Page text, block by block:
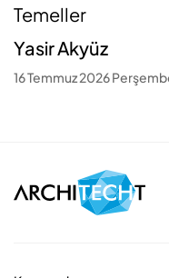
Temeller
Yasir Akyüz
16 Temmuz 2026